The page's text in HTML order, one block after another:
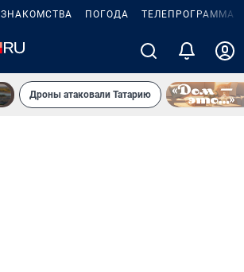
ЗНАКОМСТВА ПОГОДА ТЕЛЕПРОГРАММА
Дроны атаковали Татарию